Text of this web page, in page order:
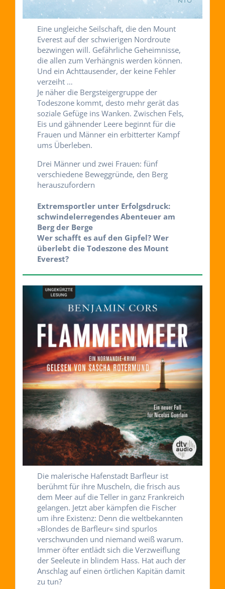
Eine ungleiche Seilschaft, die den Mount
Everest auf der schwierigen Nordroute
bezwingen will. Gefährliche Geheimnisse,
die allen zum Verhängnis werden können.
Und ein Achttausender, der keine Fehler
verzeiht …
Je näher die Bergsteigergruppe der
Todeszone kommt, desto mehr gerät das
soziale Gefüge ins Wanken. Zwischen Fels,
Eis und gähnender Leere beginnt für die
Frauen und Männer ein erbitterter Kampf
ums Überleben.
Drei Männer und zwei Frauen: fünf
verschiedene Beweggründe, den Berg
herauszufordern
Extremsportler unter Erfolgsdruck:
schwindelerregendes Abenteuer am
Berg der Berge
Wer schafft es auf den Gipfel? Wer
überlebt die Todeszone des Mount
Everest?
Die malerische Hafenstadt Barfleur ist
berühmt für ihre Muscheln, die frisch aus
dem Meer auf die Teller in ganz Frankreich
gelangen. Jetzt aber kämpfen die Fischer
um ihre Existenz: Denn die weltbekannten
»Blondes de Barfleur« sind spurlos
verschwunden und niemand weiß warum.
Immer öfter entlädt sich die Verzweiflung
der Seeleute in blindem Hass. Hat auch der
Anschlag auf einen örtlichen Kapitän damit
zu tun?